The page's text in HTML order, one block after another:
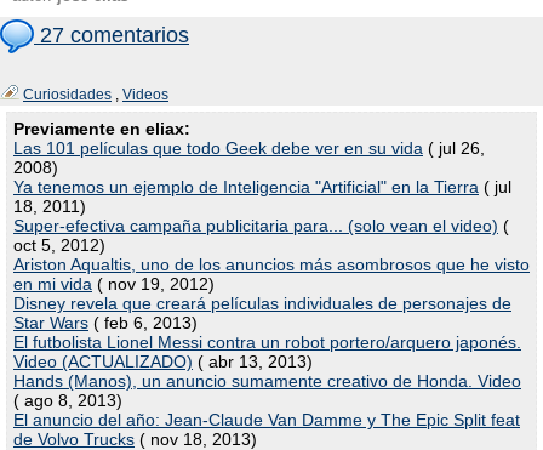
27 comentarios
Curiosidades , Videos
Previamente en eliax:
Las 101 películas que todo Geek debe ver en su vida ( jul 26,
2008)
Ya tenemos un ejemplo de Inteligencia "Artificial" en la Tierra ( jul
18, 2011)
Super-efectiva campaña publicitaria para... (solo vean el video) (
oct 5, 2012)
Ariston Aqualtis, uno de los anuncios más asombrosos que he visto
en mi vida ( nov 19, 2012)
Disney revela que creará películas individuales de personajes de
Star Wars ( feb 6, 2013)
El futbolista Lionel Messi contra un robot portero/arquero japonés.
Video (ACTUALIZADO) ( abr 13, 2013)
Hands (Manos), un anuncio sumamente creativo de Honda. Video
( ago 8, 2013)
El anuncio del año: Jean-Claude Van Damme y The Epic Split feat
de Volvo Trucks ( nov 18, 2013)